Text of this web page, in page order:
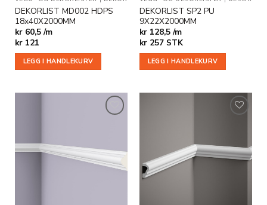
DEKORLIST MD002 HDPS
18x40X2000MM
kr 60,5 /m
kr121
LEGG I HANDLEKURV
DEKORLIST SP2 PU
9X22X2000MM
kr 128,5 /m
kr257 STK
LEGG I HANDLEKURV
ønskeliste
ønskeliste